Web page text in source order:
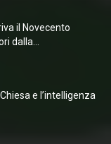
il Novecento
dalla...
e l’intelligenza